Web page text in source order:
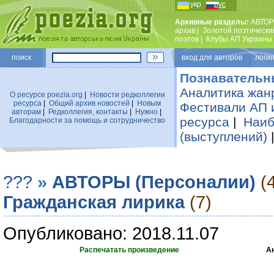
укр рус
Архивные разделы:
архив
Золотой
поэтов
Клубы АП Украины
поиск вход для авторов
О ресурсе poezia.org
Новости редколлегии
ресурса
Общий архив новостей
Новым
авторам| Редколлегия, контакты Нужно|
Благодарности за помощь и сотрудничество
Аналитика
Фестивали АП
ресурса |
(выступлений)
??? » АВТОРЫ (Персоналии)
Гражданская лирика (7)
Опубликовано: 2018.11.07
Распечатать произведение